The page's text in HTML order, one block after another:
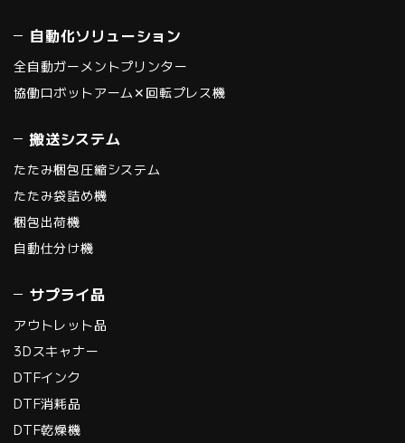
自動化ソリューション
全自動ガーメントプリンター
協働ロボットアーム✕回転プレス機
搬送システム
たたみ梱包圧縮システム
たたみ袋詰め機
梱包出荷機
自動仕分け機
サプライ品
アウトレット品
3Dスキャナー
DTFインク
DTF消耗品
DTF乾燥機